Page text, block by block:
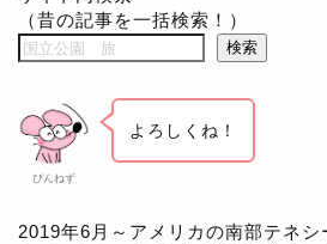
（昔の記事を一括検索！）
検索
ぴんねず
よろしくね！
2019年6月～アメリカの南部テネ